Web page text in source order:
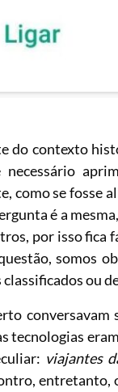
do contexto
necessário
como se fosse
é a
por isso fica
somos
classificados ou
tecnologias
viajantes
entretanto,